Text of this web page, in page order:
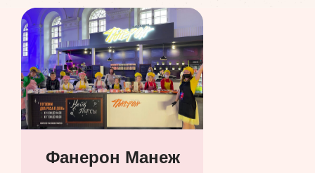
Фанерон Манеж